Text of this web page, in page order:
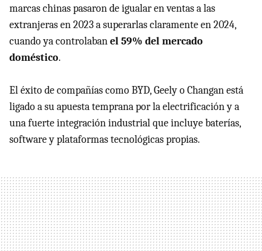
marcas chinas pasaron de igualar en ventas a las
extranjeras en 2023 a superarlas claramente en 2024,
cuando ya controlabanel 59% del mercado
doméstico.
El éxito de compañías como BYD, Geely o Changan está
ligado a su apuesta temprana por la electrificación y a
una fuerte integración industrial que incluye baterías,
software y plataformas tecnológicas propias.